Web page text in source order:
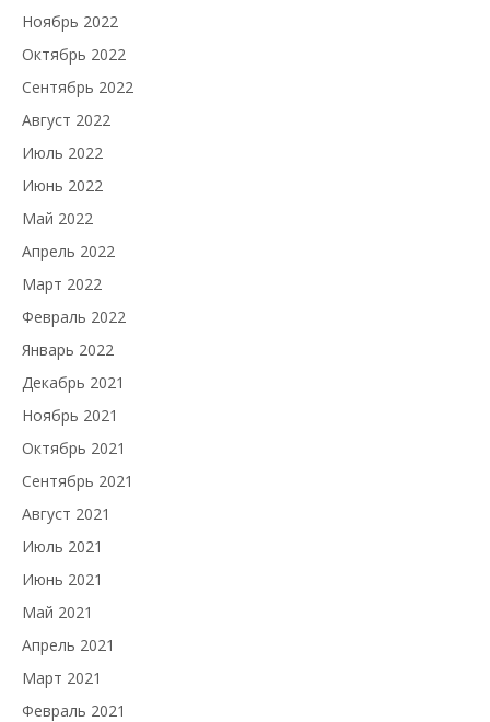
Ноябрь 2022
Октябрь 2022
Сентябрь 2022
Август 2022
Июль 2022
Июнь 2022
Май 2022
Апрель 2022
Март 2022
Февраль 2022
Январь 2022
Декабрь 2021
Ноябрь 2021
Октябрь 2021
Сентябрь 2021
Август 2021
Июль 2021
Июнь 2021
Май 2021
Апрель 2021
Март 2021
Февраль 2021